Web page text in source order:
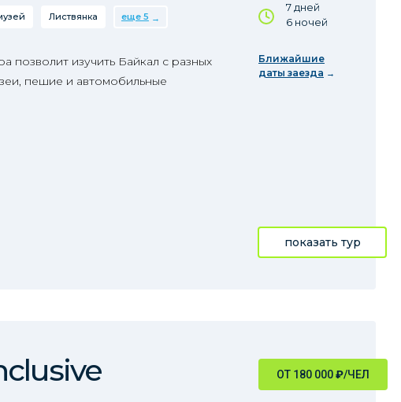
7 дней
6 ночей
Ближайшие
даты заезда
Листвянка еще 5
позволит изучить Байкал с разных
пешие и автомобильные
показать тур
ОТ 180 000₽/ЧЕЛ